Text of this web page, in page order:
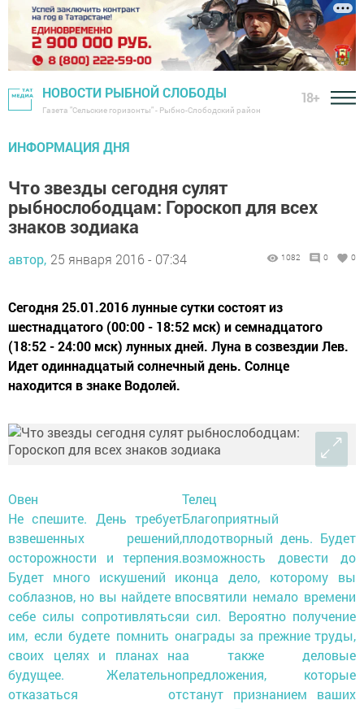
НОВОСТИ РЫБНОЙ СЛОБОДЫ
Газета "Сельские горизонты" - Рыбно-Слободский район
18+
ИНФОРМАЦИЯ ДНЯ
Что звезды сегодня сулят
рыбнослободцам: Гороскоп для всех
знаков зодиака
автор, 25 января 2016 - 07:34 1082 0 0
Сегодня 25.01.2016 лунные сутки состоят из
шестнадцатого (00:00 - 18:52 мск) и семнадцатого
(18:52 - 24:00 мск) лунных дней. Луна в созвездии Лев.
Идет одиннадцатый солнечный день. Солнце
находится в знаке Водолей.
Овен
Не спешите. День требует
взвешенных решений,
осторожности и терпения.
Будет много искушений и
соблазнов, но вы найдете в
себе силы сопротивляться
им, если будете помнить о
своих целях и планах на
будущее. Желательно
отказаться от
Телец
Благоприятный
плодотворный день. Будет
возможность довести до
конца дело, которому вы
посвятили немало времени
и сил. Вероятно получение
награды за прежние труды,
а также деловые
предложения, которые
станут признанием ваших